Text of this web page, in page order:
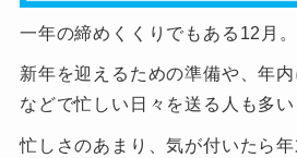
一年の締めくくりでもある12月。
新年を迎えるための準備や、年
などで忙しい日々を送る人も多い
忙しさのあまり、気が付いたら